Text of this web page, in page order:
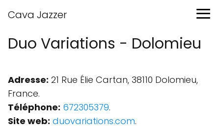
Cava Jazzer
Duo Variations - Dolomieu
Adresse: 21 Rue Élie Cartan, 38110 Dolomieu,
France.
Téléphone: 672305379.
Site web: duovariations.com.